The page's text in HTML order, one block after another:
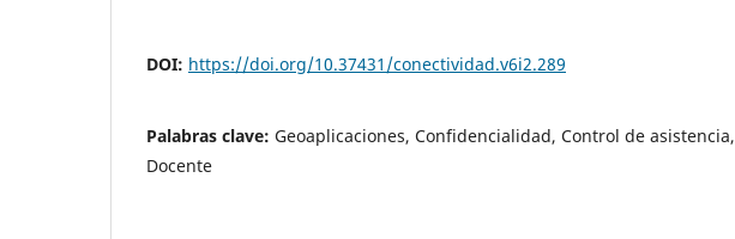
DOI: https://doi.org/10.37431/conectividad.v6i2.289
Palabras clave: Geoaplicaciones, Confidencialidad, Control de asistencia,
Docente